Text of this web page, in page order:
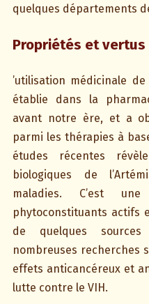
quelques départements
Propriétés et vertus
’utilisation médicinale de
établie dans la
avant notre ère, et a
parmi les thérapies à
études récentes
biologiques de
maladies. C’est
phytoconstituants actifs
de quelques
nombreuses recherches
effets anticancéreux et
lutte contre le VIH.